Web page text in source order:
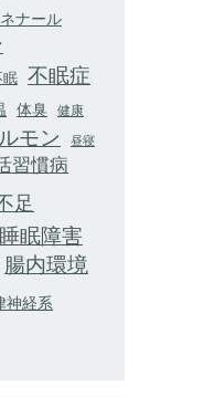
ネナール
眠 不眠症
体臭 健康
モン 昼寝
習慣病
足
睡眠障害
腸内環境
神経系